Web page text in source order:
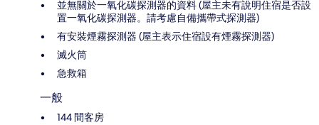
並無關於一氧化碳探測器的資料 (屋主未有說明住宿是否設
置一氧化碳探測器。請考慮自備攜帶式探測器)
有安裝煙霧探測器 (屋主表示住宿設有煙霧探測器)
滅火筒
急救箱
一般
144 間客房